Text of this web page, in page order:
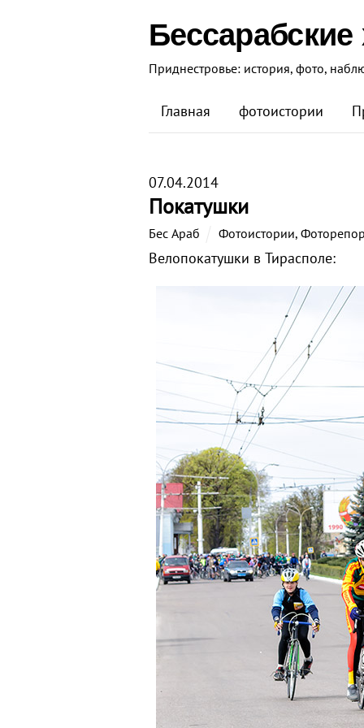
Бессарабские
Приднестровье: история, фото,
Главная фотоистории
07.04.2014
Покатушки
Бес Араб Фотоистории,
Велопокатушки в Тирасполе: